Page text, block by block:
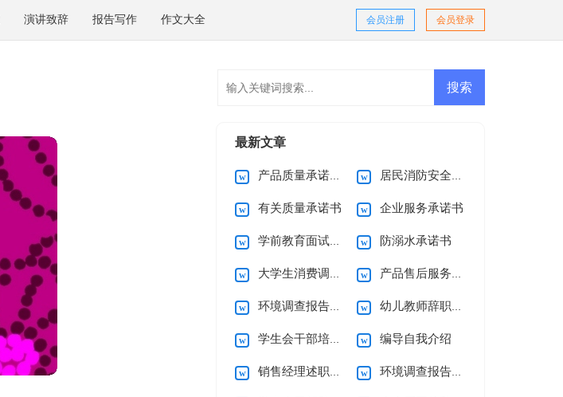
演讲致辞 报告写作 作文大全 会员登录
会员注册
最新文章
产品质量承诺书15篇 居民消防安全的承诺书
有关质量承诺书 企业服务承诺书
学前教育面试自我介绍 防溺水承诺书
大学生消费调查报告 产品售后服务承诺书(15篇)
环境调查报告(集合15篇) 幼儿教师辞职信15篇
学生会干部培训心得体会 编导自我介绍
销售经理述职报告 环境调查报告(通用15篇)